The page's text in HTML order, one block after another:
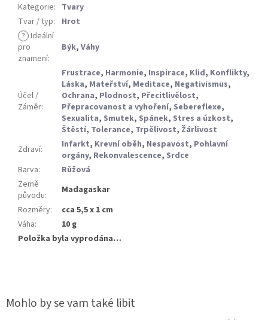
Kategorie: Tvary
Tvar / typ:
Hrot
? Ideální
pro
znamení:
Býk, Váhy
Účel /
Záměr:
Frustrace, Harmonie, Inspirace, Klid, Konflikty,
Láska, Mateřství, Meditace, Negativismus,
Ochrana, Plodnost, Přecitlivělost,
Přepracovanost a vyhoření, Sebereflexe,
Sexualita, Smutek, Spánek, Stres a úzkost,
Štěstí, Tolerance, Trpělivost, Žárlivost
Zdraví: Infarkt, Krevní oběh, Nespavost, Pohlavní
orgány, Rekonvalescence, Srdce
Barva:
Růžová
Země
původu:
Madagaskar
Rozměry:
cca 5,5 x 1 cm
Váha:
10 g
Položka byla vyprodána…